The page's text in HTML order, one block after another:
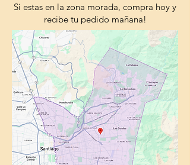
Si estas en la zona morada, compra hoy y
recibe tu pedido mañana!